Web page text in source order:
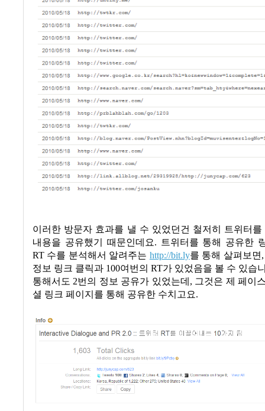
이러한 방문자 효과를 낼 수 있었던건 철저히 트위터
내용을 공유했기 때문인데요. 트위터를 통해 공유한
RT 수를 분석해서 알려주는 http://bit.ly를 통해 살펴보면
정보 링크 클릭과 100여번의 RT가 있었음을 볼 수 있습
통해서도 2번의 정보 공유가 있었는데 , 그것은 제 페이
셜 링크 페이지를 통해 공유한 수치고요.